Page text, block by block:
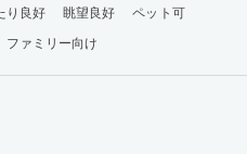
り良好 眺望良好
ペット可
ファミリー向け